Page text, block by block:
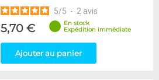
5/5 - 2 avis
5,70 €
En stock
Expédition immédiate
Ajouter au panier